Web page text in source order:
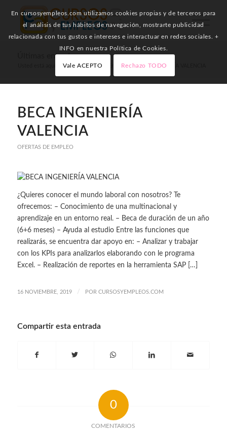
Últimas entradas
Inicio / Ofertas de Empleo / BECA INGENIERÍA VALENCIA
BECA INGENIERÍA
VALENCIA
OFERTAS DE EMPLEO
¿Quieres conocer el mundo laboral con nosotros? Te
ofrecemos: – Conocimiento de una multinacional y
aprendizaje en un entorno real. – Beca de duración de un año
(6+6 meses) – Ayuda al estudio Entre las funciones que
realizarás, se encuentra dar apoyo en: – Analizar y trabajar
con los KPIs para analizarlos elaborando con le programa
Excel. – Realización de reportes en la herramienta SAP […]
16 NOVIEMBRE, 2019 / POR CURSOSYEMPLEOS.COM
Compartir esta entrada
0
COMENTARIOS
En cursosyempleos.com utilizamos cookies propias y de terceros para
el análisis de tus hábitos de navegación, mostrarte publicidad
relacionada con tus gustos e intereses e interactuar en redes sociales. +
INFO en nuestra Política de Cookies.
Vale ACEPTO Rechazo TODO